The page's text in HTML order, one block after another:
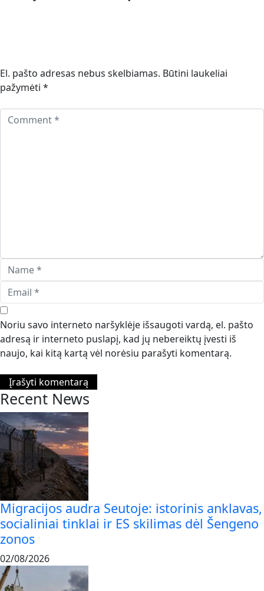
El. pašto adresas nebus skelbiamas. Būtini laukeliai
pažymėti *
Noriu savo interneto naršyklėje išsaugoti vardą, el. pašto
adresą ir interneto puslapį, kad jų nebereiktų įvesti iš
naujo, kai kitą kartą vėl norėsiu parašyti komentarą.
Recent News
Migracijos audra Seutoje: istorinis anklavas,
socialiniai tinklai ir ES skilimas dėl Šengeno
zonos
02/08/2026